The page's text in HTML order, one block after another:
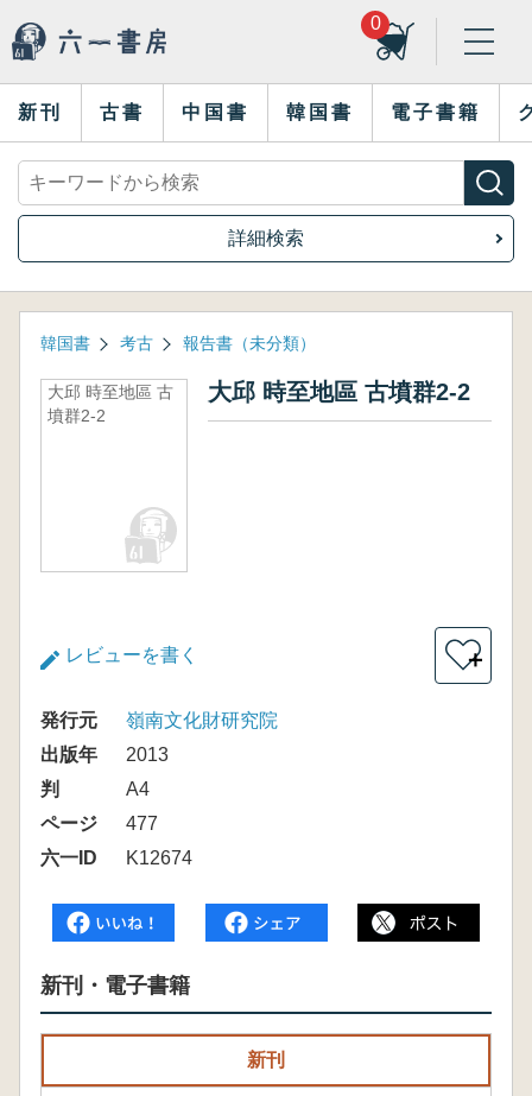
0
新刊 古書 中国書 韓国書 電子書籍
詳細検索
韓国書 考古 報告書（未分類）
大邱 時至地區 古
墳群2-2
大邱 時至地區 古墳群2-2
レビューを書く ＋
発行元
嶺南文化財研究院
出版年
2013
判
A4
ページ
477
六一ID
K12674
新刊・電子書籍
新刊